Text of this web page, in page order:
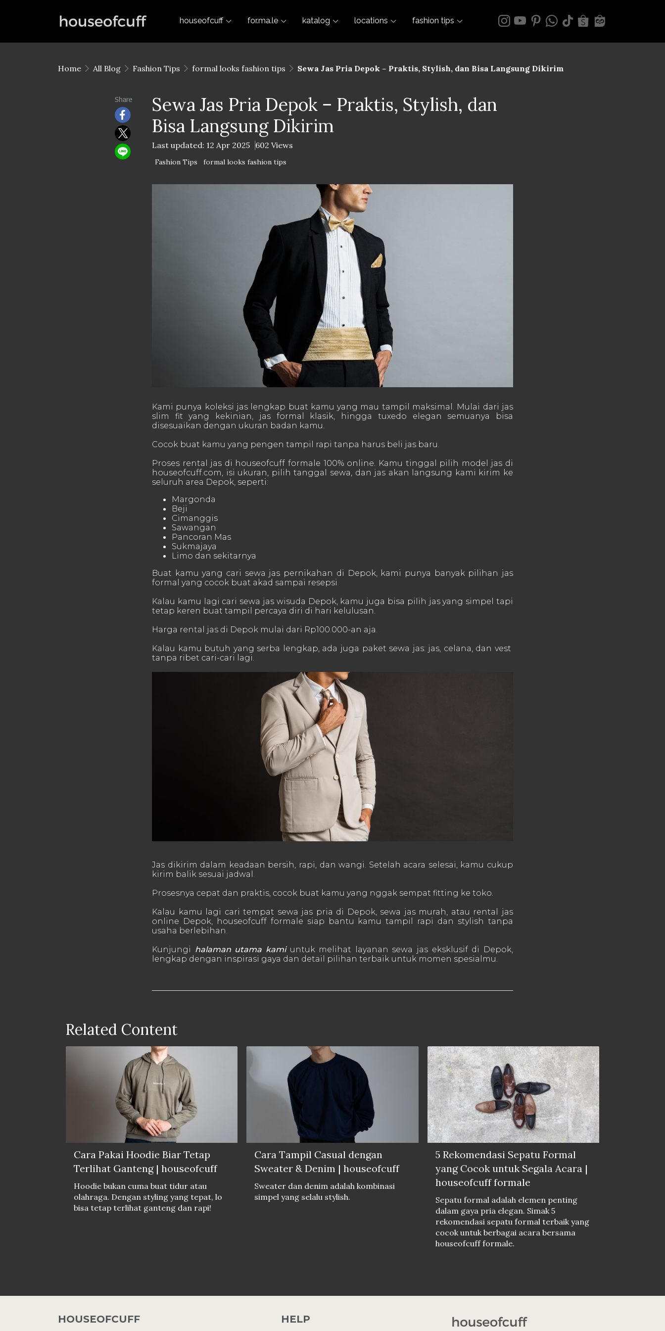
houseofcuff for.ma.le katalog locations fashion tips
Home All Blog Fashion Tips formal looks fashion tips Sewa Jas Pria Depok – Praktis, Stylish, dan Bisa Langsung Dikirim
Share
Sewa Jas Pria Depok – Praktis, Stylish, dan
Bisa Langsung Dikirim
Last updated: 12 Apr 2025 602 Views
Fashion Tips formal looks fashion tips
Kami punya koleksi jas lengkap buat kamu yang mau tampil maksimal. Mulai dari jas
slim fit yang kekinian, jas formal klasik, hingga tuxedo elegan semuanya bisa
disesuaikan dengan ukuran badan kamu.
Cocok buat kamu yang pengen tampil rapi tanpa harus beli jas baru.
Proses rental jas di houseofcuff formale 100% online. Kamu tinggal pilih model jas di
houseofcuff.com, isi ukuran, pilih tanggal sewa, dan jas akan langsung kami kirim ke
seluruh area Depok, seperti:
Margonda
Beji
Cimanggis
Sawangan
Pancoran Mas
Sukmajaya
Limo dan sekitarnya
Buat kamu yang cari sewa jas pernikahan di Depok, kami punya banyak pilihan jas
formal yang cocok buat akad sampai resepsi.
Kalau kamu lagi cari sewa jas wisuda Depok, kamu juga bisa pilih jas yang simpel tapi
tetap keren buat tampil percaya diri di hari kelulusan.
Harga rental jas di Depok mulai dari Rp100.000-an aja.
Kalau kamu butuh yang serba lengkap, ada juga paket sewa jas: jas, celana, dan vest
tanpa ribet cari-cari lagi.
Jas dikirim dalam keadaan bersih, rapi, dan wangi. Setelah acara selesai, kamu cukup
kirim balik sesuai jadwal.
Prosesnya cepat dan praktis, cocok buat kamu yang nggak sempat fitting ke toko.
Kalau kamu lagi cari tempat sewa jas pria di Depok, sewa jas murah, atau rental jas
online Depok, houseofcuff formale siap bantu kamu tampil rapi dan stylish tanpa
usaha berlebihan.
Kunjungi halaman utama kami untuk melihat layanan sewa jas eksklusif di Depok,
lengkap dengan inspirasi gaya dan detail pilihan terbaik untuk momen spesialmu.
Related Content
Cara Pakai Hoodie Biar Tetap
Terlihat Ganteng | houseofcuff
Hoodie bukan cuma buat tidur atau
olahraga. Dengan styling yang tepat, lo
bisa tetap terlihat ganteng dan rapi!
Cara Tampil Casual dengan
Sweater & Denim | houseofcuff
Sweater dan denim adalah kombinasi
simpel yang selalu stylish.
5 Rekomendasi Sepatu Formal
yang Cocok untuk Segala Acara |
houseofcuff formale
Sepatu formal adalah elemen penting
dalam gaya pria elegan. Simak 5
rekomendasi sepatu formal terbaik yang
cocok untuk berbagai acara bersama
houseofcuff formale.
HOUSEOFCUFF HELP